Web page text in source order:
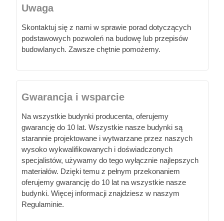
Uwaga
Skontaktuj się z nami w sprawie porad dotyczących
podstawowych pozwoleń na budowę lub przepisów
budowlanych. Zawsze chętnie pomożemy.
Gwarancja i wsparcie
Na wszystkie budynki producenta, oferujemy
gwarancję do 10 lat. Wszystkie nasze budynki są
starannie projektowane i wytwarzane przez naszych
wysoko wykwalifikowanych i doświadczonych
specjalistów, używamy do tego wyłącznie najlepszych
materiałów. Dzięki temu z pełnym przekonaniem
oferujemy gwarancję do 10 lat na wszystkie nasze
budynki. Więcej informacji znajdziesz w naszym
Regulaminie.